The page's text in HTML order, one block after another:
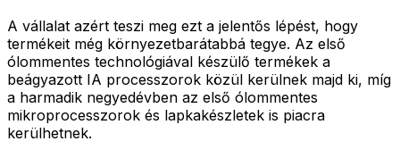
A vállalat azért teszi meg ezt a jelentős lépést, hogy
termékeit még környezetbarátabbá tegye. Az első
ólommentes technológiával készülő termékek a
beágyazott IA processzorok közül kerülnek majd ki, míg
a harmadik negyedévben az első ólommentes
mikroprocesszorok és lapkakészletek is piacra
kerülhetnek.